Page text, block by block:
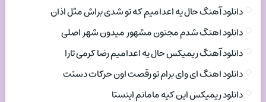
دانلود آهنگ حال یه اعدامیم که تو شدی براش مثل اذان
دانلود اهنگ شدم مجنون مشهور میدون شهر اصلی
دانلود آهنگ ریمیکس حال یه اعدامیم رضا کرمی تارا
دانلود اهنگ ای وای برام تو رقصت اون حرکات دستت
دانلود ریمیکس این کیه مامانم اینستا